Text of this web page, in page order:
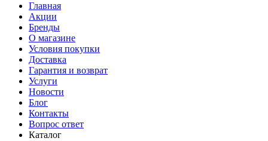
Главная
Акции
Бренды
О магазине
Условия покупки
Доставка
Гарантия и возврат
Услуги
Новости
Блог
Контакты
Вопрос ответ
Каталог